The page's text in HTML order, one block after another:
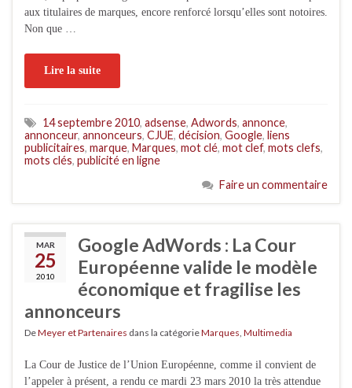
aux titulaires de marques, encore renforcé lorsqu’elles sont notoires.
Non que …
Lire la suite
14 septembre 2010, adsense, Adwords, annonce,
annonceur, annonceurs, CJUE, décision, Google, liens
publicitaires, marque, Marques, mot clé, mot clef, mots clefs,
mots clés, publicité en ligne
Faire un commentaire
MAR
25
2010
Google AdWords : La Cour
Européenne valide le modèle
économique et fragilise les
annonceurs
DeMeyer et Partenaires dans la catégorieMarques Multimedia
La Cour de Justice de l’Union Européenne, comme il convient de
l’appeler à présent, a rendu ce mardi 23 mars 2010 la très attendue